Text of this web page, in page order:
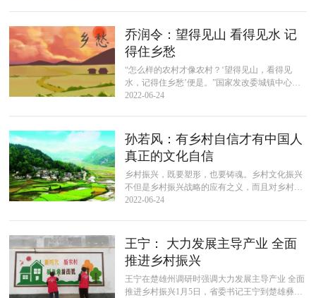
乔润令：望得见山 看得见水 记
得住乡愁
“怎么样的农村才像农村？‘望得见山，看得见
水，记得住乡愁’便是。”国家发改委城镇中心研
究员乔润令指出，在乡村振兴过程中，要保留乡
2022-06-24
孙若风：有乡村自信才有中国人
真正的文化自信
乡村振兴，既要塑形，也要铸魂。乡村文化振兴
不但是乡村振兴战略的应有之义，而且对乡村产
业振兴、人才振兴、生态振兴和组织振兴具有重
2022-06-24
王宁： 大力发展主导产业 全面
推进乡村振兴
王宁在楚雄州调研时强调大力发展主导产业 全面
推进乡村振兴1月5日，省委书记王宁到楚雄彝族